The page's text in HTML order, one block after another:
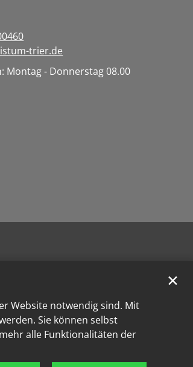
Website notwendig sind. Mit
Sie können selbst
alle Funktionalitäten der
✕
trier.de
Montag - Donnerstag 08.00